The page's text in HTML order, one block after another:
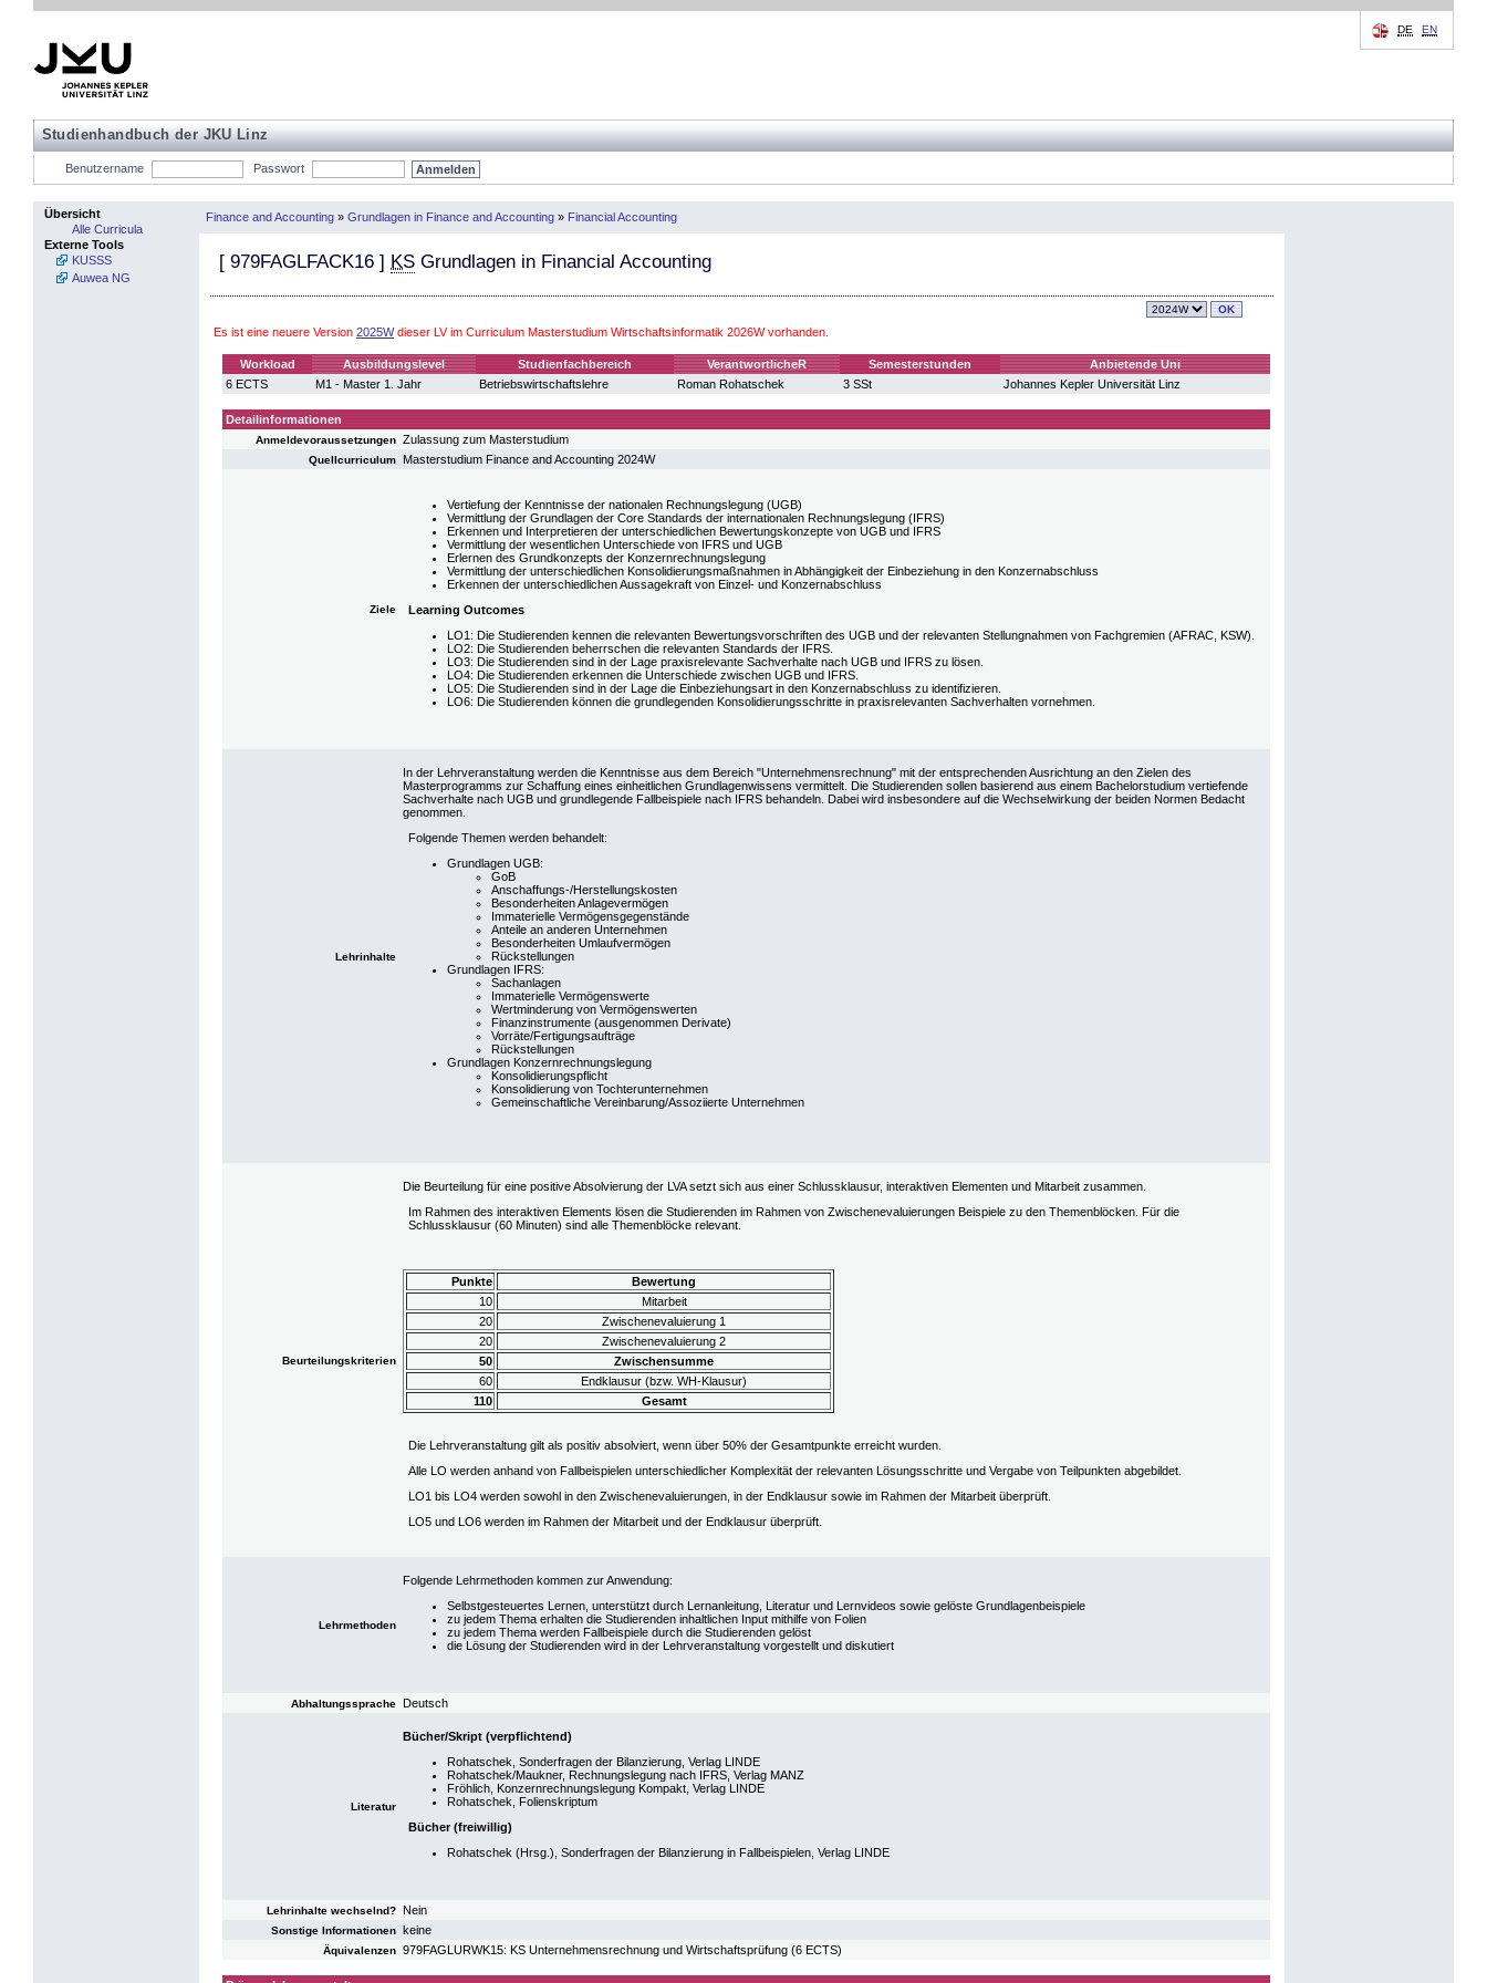
Studienhandbuch der JKU Linz
DE EN
Benutzername Passwort
Übersicht
Alle Curricula
Externe Tools
KUSSS
Auwea NG
Finance and Accounting » Grundlagen in Finance and Accounting » Financial Accounting
[ 979FAGLFACK16 ] KS Grundlagen in Financial Accounting
Es ist eine neuere Version 2025Wdieser LV im Curriculum Masterstudium Wirtschaftsinformatik 2026W vorhanden.
Workload Ausbildungslevel Studienfachbereich VerantwortlicheR Semesterstunden
Anbietende Uni
6 ECTS
M1 - Master 1. Jahr Betriebswirtschaftslehre Roman Rohatschek 3 SSt Johannes Kepler Universität Linz
Detailinformationen
Anmeldevoraussetzungen Zulassung zum Masterstudium
Quellcurriculum Masterstudium Finance and Accounting 2024W
Ziele
Vertiefung der Kenntnisse der nationalen Rechnungslegung (UGB)
Vermittlung der Grundlagen der Core Standards der internationalen Rechnungslegung (IFRS)
Erkennen und Interpretieren der unterschiedlichen Bewertungskonzepte von UGB und IFRS
Vermittlung der wesentlichen Unterschiede von IFRS und UGB
Erlernen des Grundkonzepts der Konzernrechnungslegung
Vermittlung der unterschiedlichen Konsolidierungsmaßnahmen in Abhängigkeit der Einbeziehung in den Konzernabschluss
Erkennen der unterschiedlichen Aussagekraft von Einzel- und Konzernabschluss
Learning Outcomes
LO1: Die Studierenden kennen die relevanten Bewertungsvorschriften des UGB und der relevanten Stellungnahmen von Fachgremien (AFRAC, KSW).
LO2: Die Studierenden beherrschen die relevanten Standards der IFRS.
LO3: Die Studierenden sind in der Lage praxisrelevante Sachverhalte nach UGB und IFRS zu lösen.
LO4: Die Studierenden erkennen die Unterschiede zwischen UGB und IFRS.
LO5: Die Studierenden sind in der Lage die Einbeziehungsart in den Konzernabschluss zu identifizieren.
LO6: Die Studierenden können die grundlegenden Konsolidierungsschritte in praxisrelevanten Sachverhalten vornehmen.
Lehrinhalte
In der Lehrveranstaltung werden die Kenntnisse aus dem Bereich "Unternehmensrechnung" mit der entsprechenden Ausrichtung an den Zielen des
Masterprogramms zur Schaffung eines einheitlichen Grundlagenwissens vermittelt. Die Studierenden sollen basierend aus einem Bachelorstudium vertiefende
Sachverhalte nach UGB und grundlegende Fallbeispiele nach IFRS behandeln. Dabei wird insbesondere auf die Wechselwirkung der beiden Normen Bedacht
genommen.
Folgende Themen werden behandelt:
Grundlagen UGB:
GoB
Anschaffungs-/Herstellungskosten
Besonderheiten Anlagevermögen
Immaterielle Vermögensgegenstände
Anteile an anderen Unternehmen
Besonderheiten Umlaufvermögen
Rückstellungen
Grundlagen IFRS:
Sachanlagen
Immaterielle Vermögenswerte
Wertminderung von Vermögenswerten
Finanzinstrumente (ausgenommen Derivate)
Vorräte/Fertigungsaufträge
Rückstellungen
Grundlagen Konzernrechnungslegung
Konsolidierungspflicht
Konsolidierung von Tochterunternehmen
Gemeinschaftliche Vereinbarung/Assoziierte Unternehmen
Beurteilungskriterien
Die Beurteilung für eine positive Absolvierung der LVA setzt sich aus einer Schlussklausur, interaktiven Elementen und Mitarbeit zusammen.
Im Rahmen des interaktiven Elements lösen die Studierenden im Rahmen von Zwischenevaluierungen Beispiele zu den Themenblöcken. Für die
Schlussklausur (60 Minuten) sind alle Themenblöcke relevant.
Punkte
Bewertung
10
Mitarbeit
20
Zwischenevaluierung 1
20
Zwischenevaluierung 2
50
Zwischensumme
60
Endklausur (bzw. WH-Klausur)
110
Gesamt
Die Lehrveranstaltung gilt als positiv absolviert, wenn über 50% der Gesamtpunkte erreicht wurden.
Alle LO werden anhand von Fallbeispielen unterschiedlicher Komplexität der relevanten Lösungsschritte und Vergabe von Teilpunkten abgebildet.
LO1 bis LO4 werden sowohl in den Zwischenevaluierungen, in der Endklausur sowie im Rahmen der Mitarbeit überprüft.
LO5 und LO6 werden im Rahmen der Mitarbeit und der Endklausur überprüft.
Lehrmethoden
Folgende Lehrmethoden kommen zur Anwendung:
Selbstgesteuertes Lernen, unterstützt durch Lernanleitung, Literatur und Lernvideos sowie gelöste Grundlagenbeispiele
zu jedem Thema erhalten die Studierenden inhaltlichen Input mithilfe von Folien
zu jedem Thema werden Fallbeispiele durch die Studierenden gelöst
die Lösung der Studierenden wird in der Lehrveranstaltung vorgestellt und diskutiert
Abhaltungssprache Deutsch
Literatur
Bücher/Skript (verpflichtend)
Rohatschek, Sonderfragen der Bilanzierung, Verlag LINDE
Rohatschek/Maukner, Rechnungslegung nach IFRS, Verlag MANZ
Fröhlich, Konzernrechnungslegung Kompakt, Verlag LINDE
Rohatschek, Folienskriptum
Bücher (freiwillig)
Rohatschek (Hrsg.), Sonderfragen der Bilanzierung in Fallbeispielen, Verlag LINDE
Lehrinhalte wechselnd? Nein
Sonstige Informationen keine
Äquivalenzen 979FAGLURWK15: KS Unternehmensrechnung und Wirtschaftsprüfung (6 ECTS)